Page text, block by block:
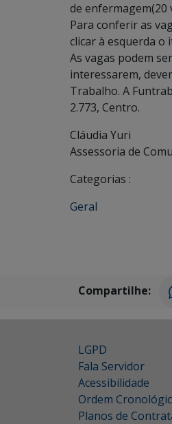
de enfermagem(20
Para conferir as
clicar à esquerda o
As vagas podem
interessarem,
Trabalho. A
2.773, Centro.
Cláudia Yuri
Assessoria de
Categorias :
Geral
Compartilhe:
LGPD
Fala Servidor
Acessibilidade
Ordem
Planos de